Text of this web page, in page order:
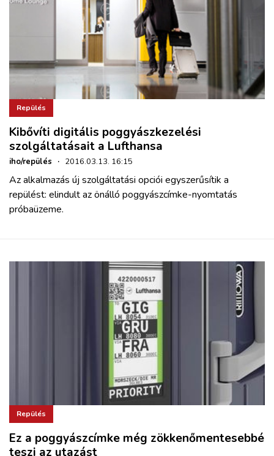
Repülés
Kibővíti digitális poggyászkezelési
szolgáltatásait a Lufthansa
iho/repülés · 2016.03.13. 16:15
Az alkalmazás új szolgáltatási opciói egyszerűsítik a
repülést: elindult az önálló poggyászcímke-nyomtatás
próbaüzeme.
Repülés
Ez a poggyászcímke még zökkenőmentesebbé
teszi az utazást